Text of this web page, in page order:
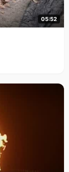
05:52